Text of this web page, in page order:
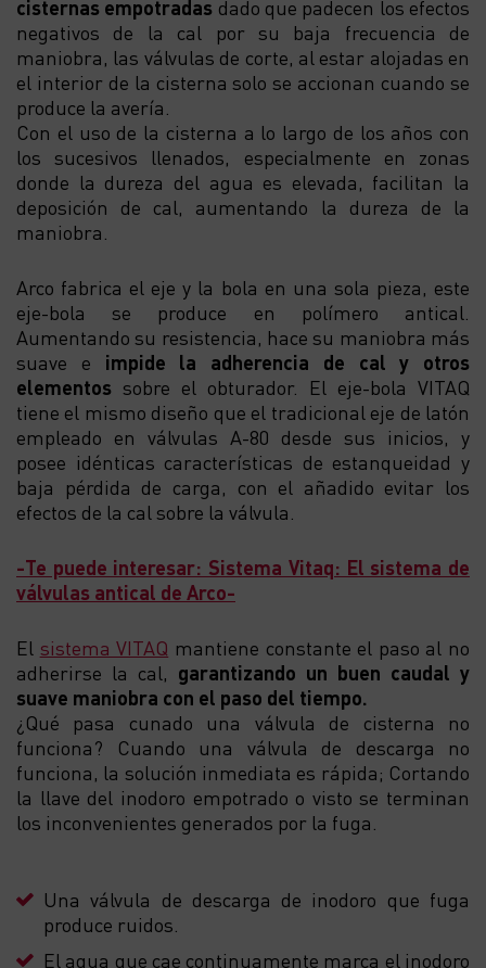
cisternas empotradas dado que padecen los efectos
negativos de la cal por su baja frecuencia de
maniobra, las válvulas de corte, al estar alojadas en
el interior de la cisterna solo se accionan cuando se
produce la avería.
Con el uso de la cisterna a lo largo de los años con
los sucesivos llenados, especialmente en zonas
donde la dureza del agua es elevada, facilitan la
deposición de cal, aumentando la dureza de la
maniobra.
Arco fabrica el eje y la bola en una sola pieza, este
eje-bola se produce en polímero antical.
Aumentando su resistencia, hace su maniobra más
suave e impide la adherencia de cal y otros
elementos sobre el obturador. El eje-bola VITAQ
tiene el mismo diseño que el tradicional eje de latón
empleado en válvulas A-80 desde sus inicios, y
posee idénticas características de estanqueidad y
baja pérdida de carga, con el añadido evitar los
efectos de la cal sobre la válvula.
-Te puede interesar: Sistema Vitaq: El sistema de
válvulas antical de Arco-
El sistema VITAQ mantiene constante el paso al no
adherirse la cal, garantizando un buen caudal y
suave maniobra con el paso del tiempo.
¿Qué pasa cunado una válvula de cisterna no
funciona? Cuando una válvula de descarga no
funciona, la solución inmediata es rápida; Cortando
la llave del inodoro empotrado o visto se terminan
los inconvenientes generados por la fuga.
Una válvula de descarga de inodoro que fuga
produce ruidos.
El agua que cae continuamente marca el inodoro